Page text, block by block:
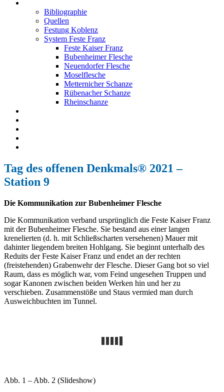
Bibliographie
Quellen
Festung Koblenz
System Feste Franz
Feste Kaiser Franz
Bubenheimer Flesche
Neuendorfer Flesche
Moselflesche
Metternicher Schanze
Rübenacher Schanze
Rheinschanze
Tag des offenen Denkmals® 2021 –
Station 9
Die Kommunikation zur Bubenheimer Flesche
Die Kommunikation verband ursprünglich die Feste Kaiser Franz
mit der Bubenheimer Flesche. Sie bestand aus einer langen
krenelierten (d. h. mit Schließscharten versehenen) Mauer mit
dahinter liegendem breiten Hohlgang. Sie beginnt unterhalb des
Reduits der Feste Kaiser Franz und endet an der rechten
(freistehenden) Grabenwehr der Flesche. Dieser Gang bot so viel
Raum, dass es möglich war, vom Feind ungesehen Truppen und
sogar Kanonen zwischen beiden Werken hin und her zu
verschieben. Zusammenstöße und Staus vermied man durch
Ausweichbuchten im Tunnel.
Abb. 1 – Abb. 2 (Slideshow)